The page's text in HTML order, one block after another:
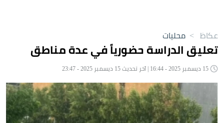
عكاظ > محليات
تعليق الدراسة حضورياً في عدة مناطق